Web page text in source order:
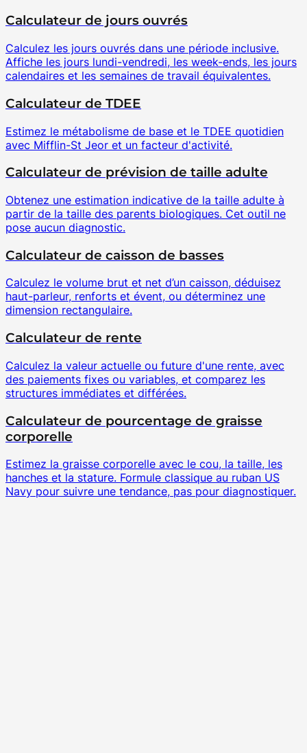
Calculateur de jours ouvrés
Calculez les jours ouvrés dans une période inclusive.
Affiche les jours lundi-vendredi, les week-ends, les jours
calendaires et les semaines de travail équivalentes.
Calculateur de TDEE
Estimez le métabolisme de base et le TDEE quotidien
avec Mifflin-St Jeor et un facteur d'activité.
Calculateur de prévision de taille adulte
Obtenez une estimation indicative de la taille adulte à
partir de la taille des parents biologiques. Cet outil ne
pose aucun diagnostic.
Calculateur de caisson de basses
Calculez le volume brut et net d’un caisson, déduisez
haut-parleur, renforts et évent, ou déterminez une
dimension rectangulaire.
Calculateur de rente
Calculez la valeur actuelle ou future d'une rente, avec
des paiements fixes ou variables, et comparez les
structures immédiates et différées.
Calculateur de pourcentage de graisse
corporelle
Estimez la graisse corporelle avec le cou, la taille, les
hanches et la stature. Formule classique au ruban US
Navy pour suivre une tendance, pas pour diagnostiquer.